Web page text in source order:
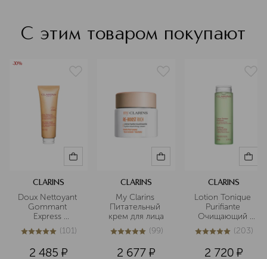
С этим товаром покупают
-30%
CLARINS
Doux Nettoyant
Gommant
Express
Очищающий
пенящийся
отшелушивающим
5из 5101 (101)
2 485 ¤
CLARINS
My Clarins
Питательный
крем для лица
4.9из599 (99)
2 677 ¤
CLARINS
Lotion Tonique
Purifiante
Очищающий
тоник для
комбинированной
5из 5203 (203)
2 720 ¤